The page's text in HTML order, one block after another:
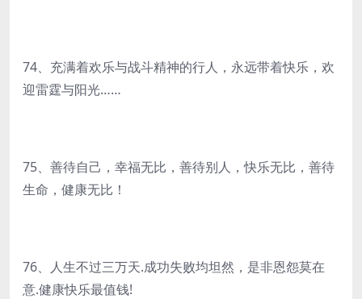
74、充满着欢乐与战斗精神的行人，永远带着快乐，欢
迎雷霆与阳光……
75、善待自己，幸福无比，善待别人，快乐无比，善待
生命，健康无比！
76、人生不过三万天.成功失败均坦然，是非恩怨莫在
意.健康快乐最值钱!